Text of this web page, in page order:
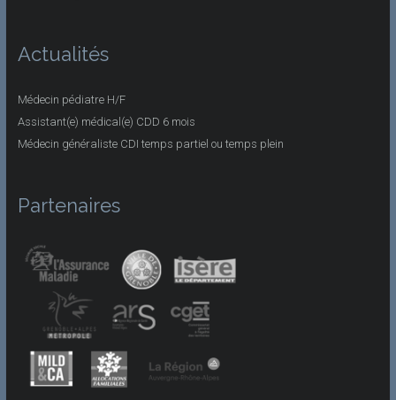
Actualités
Médecin pédiatre H/F
Assistant(e) médical(e) CDD 6 mois
Médecin généraliste CDI temps partiel ou temps plein
Partenaires